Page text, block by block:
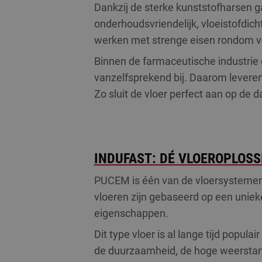
Dankzij de sterke kunststofharsen
onderhoudsvriendelijk,
werken met strenge eisen rondom
Binnen de farmaceutische
vanzelfsprekend bij. Daarom
Zo sluit de vloer perfect aan op de
INDUFAST: DÉ
PUCEM is één van de
vloeren zijn gebaseerd op een
eigenschappen.
Dit type vloer is al lange tijd
de duurzaamheid, de hoge